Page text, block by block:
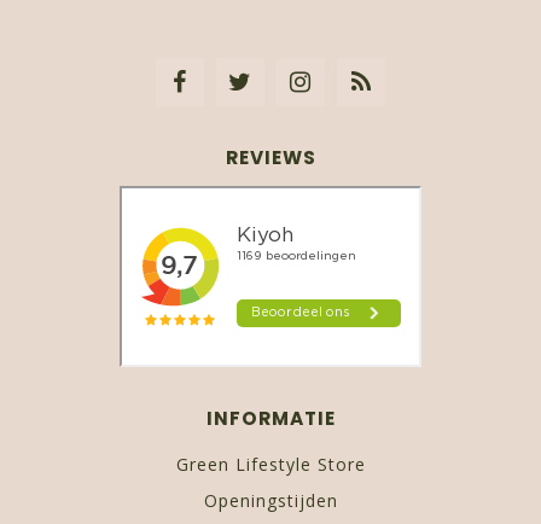
REVIEWS
INFORMATIE
Green Lifestyle Store
Openingstijden